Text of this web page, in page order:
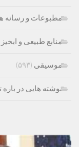
مطبوعات و رسانه
منابع طبیعی و
موسیقی (۵۹۳)
نوشته هایی در باره